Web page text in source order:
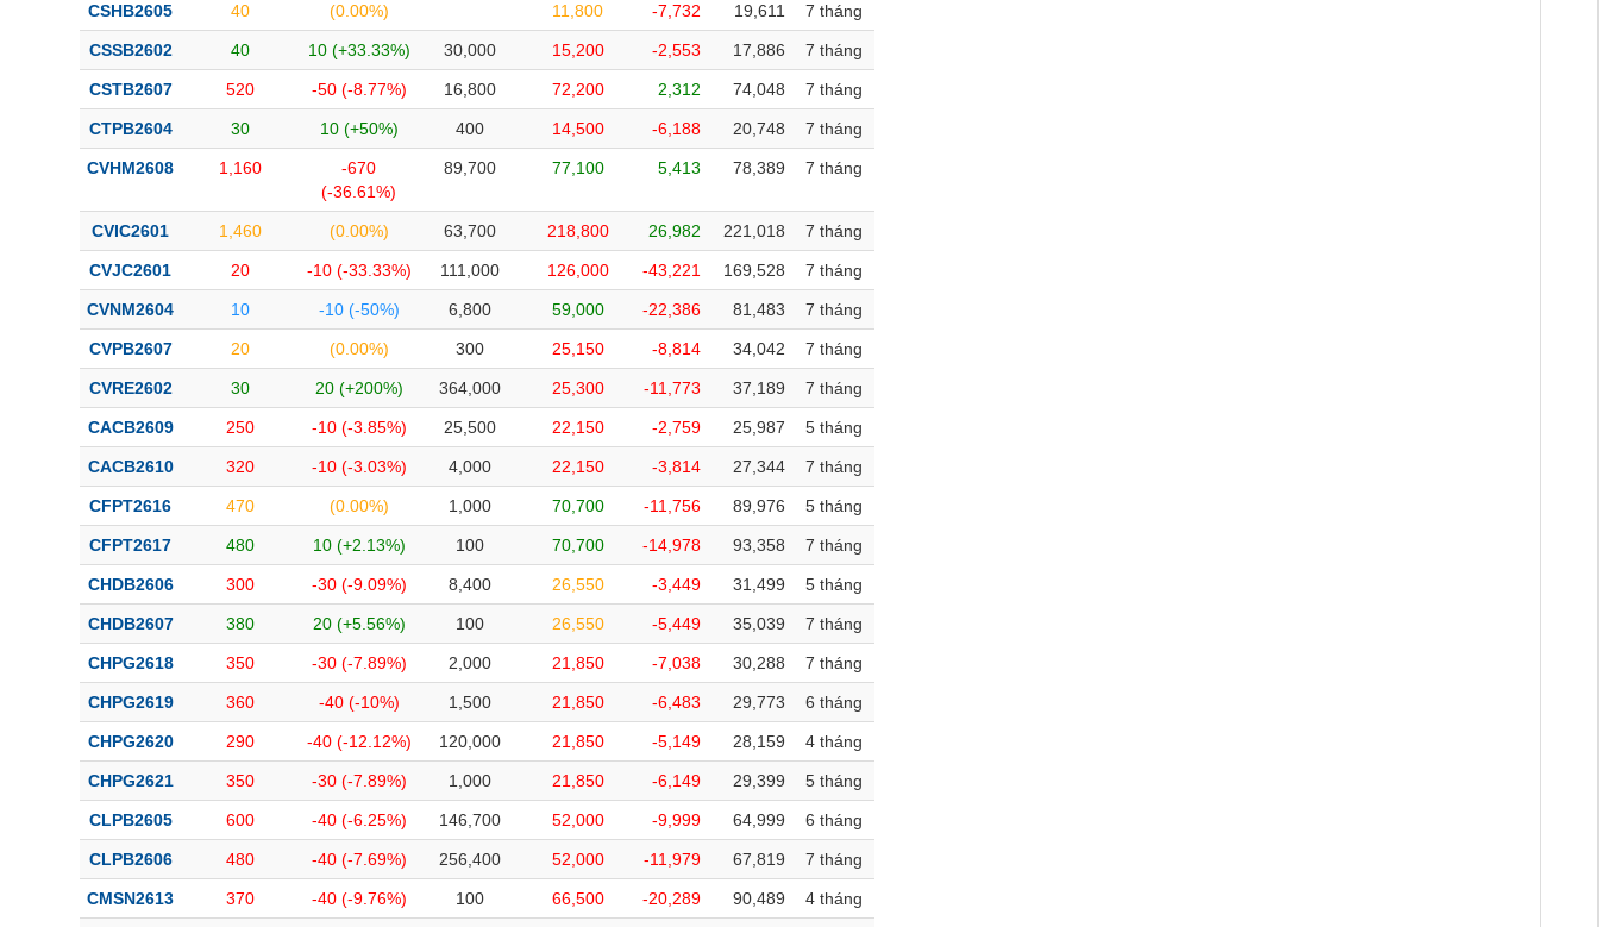
CSHB2605 40 (0.00%) 11,800 -7,732 19,611 7 tháng
CSSB2602 40 10 (+33.33%) 30,000 15,200 -2,553 17,886 7 tháng
CSTB2607 520 -50 (-8.77%) 16,800 72,200 2,312 74,048 7 tháng
CTPB2604 30 10 (+50%) 400 14,500 -6,188 20,748 7 tháng
CVHM2608 1,160
-670
(-36.61%)
89,700 77,100 5,413 78,389 7 tháng
CVIC2601 1,460 (0.00%) 63,700 218,800 26,982 221,018 7 tháng
CVJC2601 20 -10 (-33.33%) 111,000 126,000 -43,221 169,528 7 tháng
CVNM2604 10 -10 (-50%) 6,800 59,000 -22,386 81,483 7 tháng
CVPB2607 20 (0.00%) 300 25,150 -8,814 34,042 7 tháng
CVRE2602 30 20 (+200%) 364,000 25,300 -11,773 37,189 7 tháng
CACB2609 250 -10 (-3.85%) 25,500 22,150 -2,759 25,987 5 tháng
CACB2610 320 -10 (-3.03%) 4,000 22,150 -3,814 27,344 7 tháng
CFPT2616 470 (0.00%) 1,000 70,700 -11,756 89,976 5 tháng
CFPT2617 480 10 (+2.13%) 100 70,700 -14,978 93,358 7 tháng
CHDB2606 300 -30 (-9.09%) 8,400 26,550 -3,449 31,499 5 tháng
CHDB2607 380 20 (+5.56%) 100 26,550 -5,449 35,039 7 tháng
CHPG2618 350 -30 (-7.89%) 2,000 21,850 -7,038 30,288 7 tháng
CHPG2619 360 -40 (-10%) 1,500 21,850 -6,483 29,773 6 tháng
CHPG2620 290 -40 (-12.12%) 120,000 21,850 -5,149 28,159 4 tháng
CHPG2621 350 -30 (-7.89%) 1,000 21,850 -6,149 29,399 5 tháng
CLPB2605 600 -40 (-6.25%) 146,700 52,000 -9,999 64,999 6 tháng
CLPB2606 480 -40 (-7.69%) 256,400 52,000 -11,979 67,819 7 tháng
CMSN2613 370 -40 (-9.76%) 100 66,500 -20,289 90,489 4 tháng
Dữ liệu tài chính